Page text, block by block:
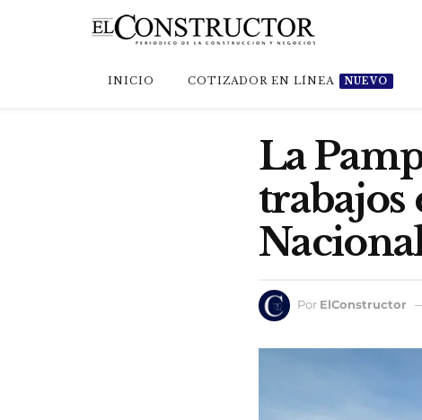
INICIO COTIZADOR EN LÍNEA NUEVO
La
trabajos
Por ElConstructor